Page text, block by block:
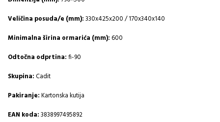
Veličina posuda/e (mm):330x425x200 / 170x340x140
Minimalna širina ormarića (mm):600
Odtočna odprtina:fi-90
Skupina:Cadit
Pakiranje:Kartonska kutija
EAN koda:3838997495892